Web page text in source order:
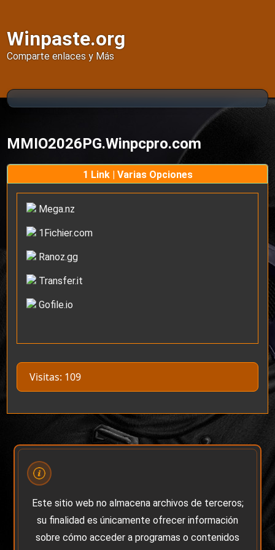
Winpaste.org
Comparte enlaces y Más
MMIO2026PG.Winpcpro.com
1 Link | Varias Opciones
Mega.nz
1Fichier.com
Ranoz.gg
Transfer.it
Gofile.io
Visitas: 109
Este sitio web no almacena archivos de terceros;
su finalidad es únicamente ofrecer información
sobre cómo acceder a programas o contenidos